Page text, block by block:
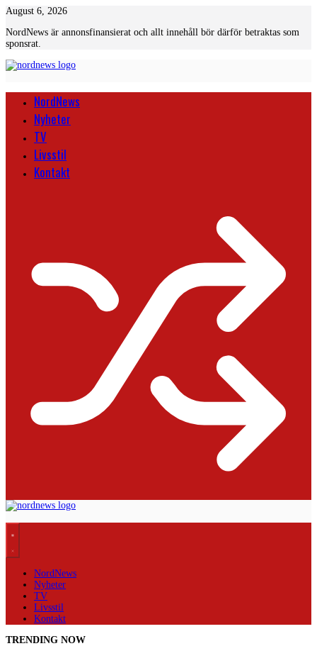
Skip
content
August 6, 2026
NordNews är annonsfinansierat och allt innehåll bör därför betraktas som
sponsrat.
NordNews
Nyheter
TV
Livsstil
Kontakt
NordNews
Nyheter
TV
Livsstil
Kontakt
TRENDING NOW